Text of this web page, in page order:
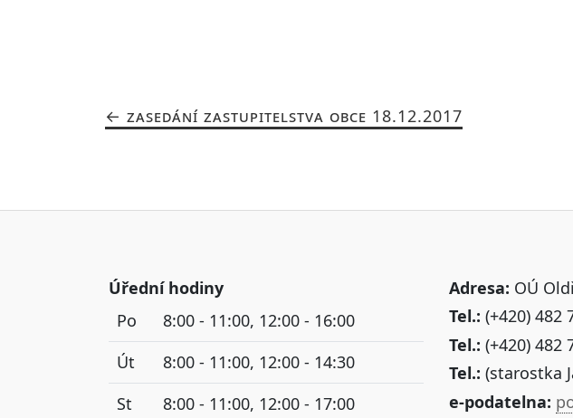
ZASEDÁNÍ ZASTUPITELSTVA OBCE 18.12.2017
Úřední hodiny
Po
8:00 - 11:00, 12:00 - 16:00
Út
8:00 - 11:00, 12:00 - 14:30
St
8:00 - 11:00, 12:00 - 17:00
Adresa: OÚ
Tel.: (+420) 482
Tel.: (+420) 482
Tel.: (starostka
e-podatelna: